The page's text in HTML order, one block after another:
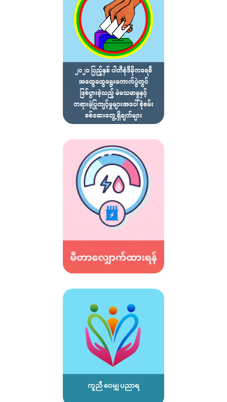
ကူညီ ဝေမျှ ပညာရ